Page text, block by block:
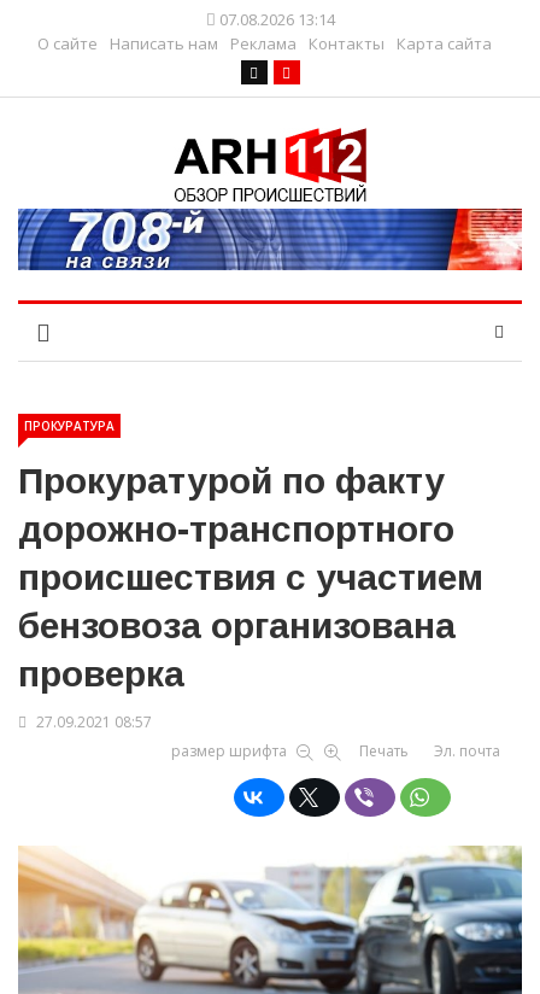
07.08.2026 13:14
О сайте
Написать нам Реклама Контакты Карта сайта
ПРОКУРАТУРА
Прокуратурой по факту
дорожно-транспортного
происшествия с участием
бензовоза организована
проверка
27.09.2021 08:57
размер шрифта
Печать Эл. почта